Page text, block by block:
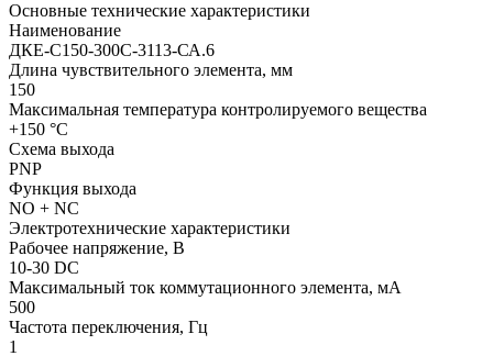
Основные технические характеристики
Наименование
ДКЕ-С150-300С-3113-СА.6
Длина чувствительного элемента, мм
150
Максимальная температура контролируемого вещества
+150 °С
Схема выхода
PNP
Функция выхода
NO + NC
Электротехнические характеристики
Рабочее напряжение, В
10-30 DC
Максимальный ток коммутационного элемента, мА
500
Частота переключения, Гц
1